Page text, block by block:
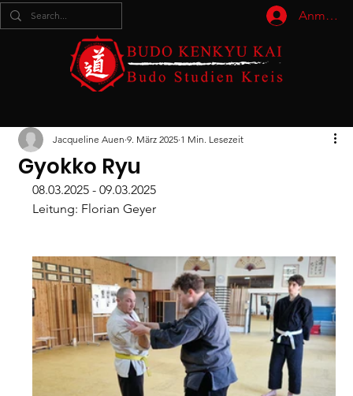
Gyokko Ryu
Jacqueline Auen 9. März 2025 1 Min. Lesezeit
08.03.2025 - 09.03.2025
Leitung: Florian Geyer